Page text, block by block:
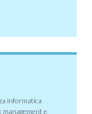
informatica
e